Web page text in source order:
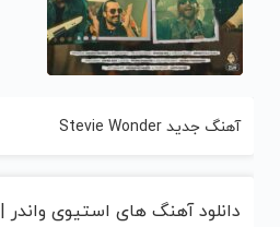
آهنگ جدید Stevie Wonder
دانلود آهنگ های استیوی واندر | Stevie Wonder